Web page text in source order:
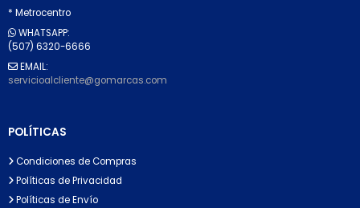
* Metrocentro
WHATSAPP:
(507) 6320-6666
EMAIL:
servicioalcliente@gomarcas.com
POLÍTICAS
Condiciones de Compras
Políticas de Privacidad
Políticas de Envío